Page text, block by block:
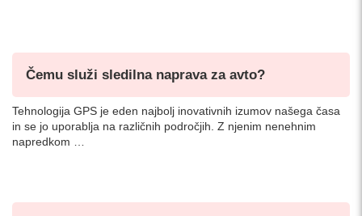
Čemu služi sledilna naprava za avto?
Tehnologija GPS je eden najbolj inovativnih izumov našega časa
in se jo uporablja na različnih področjih. Z njenim nenehnim
napredkom …